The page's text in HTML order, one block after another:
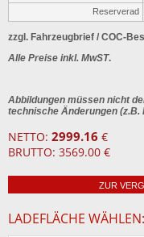
Reserverad
zzgl. Fahrzeugbrief / COC-
Alle Preise inkl. MwST.
Abbildungen müssen nicht
technische Änderungen
NETTO: 2999.16 €
BRUTTO: 3569.00 €
ZUR
LADEFLÄCHE WÄHLEN: